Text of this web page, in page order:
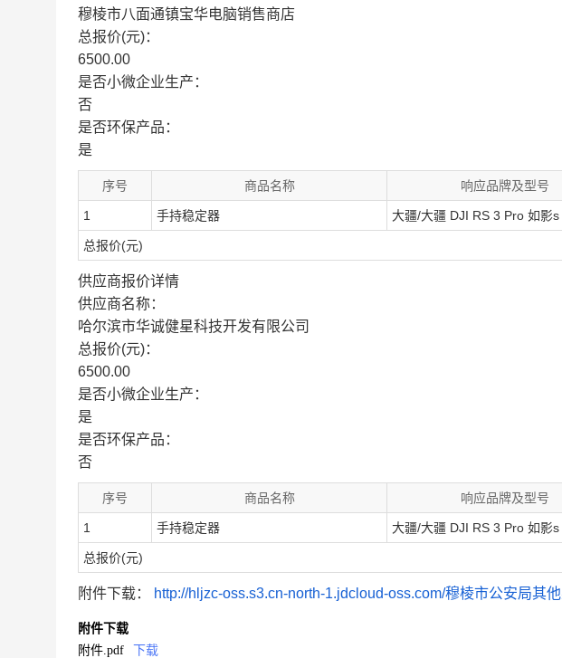
穆棱市八面通镇宝华电脑销售商店
总报价(元)：
6500.00
是否小微企业生产：
否
是否环保产品：
是
序号 商品名称 响应品牌及型号
1 手持稳定器 大疆/大疆 DJI RS 3 Pro 如影s
总报价(元)
供应商报价详情
供应商名称：
哈尔滨市华诚健星科技开发有限公司
总报价(元)：
6500.00
是否小微企业生产：
是
是否环保产品：
否
序号 商品名称 响应品牌及型号
1 手持稳定器 大疆/大疆 DJI RS 3 Pro 如影s
总报价(元)
附件下载： http://hljzc-oss.s3.cn-north-1.jdcloud-oss.com/穆棱市公安局其
附件下载
附件.pdf
下载